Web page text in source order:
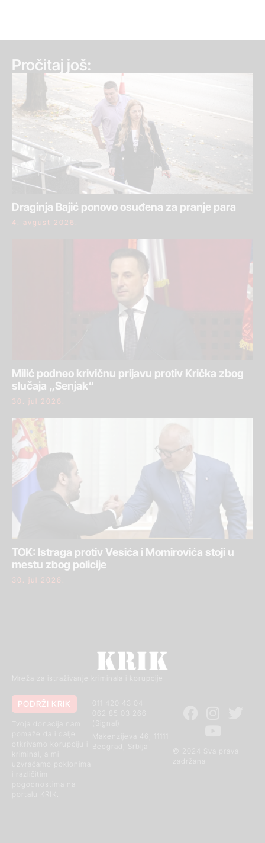
Pročitaj još:
Draginja Bajić ponovo osuđena za pranje para
4. avgust 2026.
Milić podneo krivičnu prijavu protiv Krička zbog
slučaja „Senjak“
30. jul 2026.
TOK: Istraga protiv Vesića i Momirovića stoji u
mestu zbog policije
30. jul 2026.
Mreža za istraživanje kriminala i korupcije
© 2024 Sva prava
011 420 43 04
Makenzijeva 46, 11111
PODRŽI KRIK
otkrivamo korupciju i
kriminal, a mi
uzvraćamo poklonima
i različitim
pogodnostima na
portalu KRIK.